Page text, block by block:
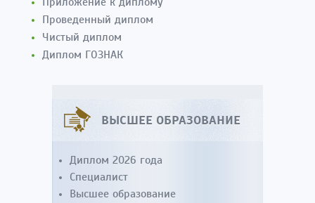
Проведенный диплом
Чистый диплом
Диплом ГОЗНАК
ВЫСШЕЕ ОБРАЗОВАНИЕ
Диплом 2026 года
Специалист
Высшее образование